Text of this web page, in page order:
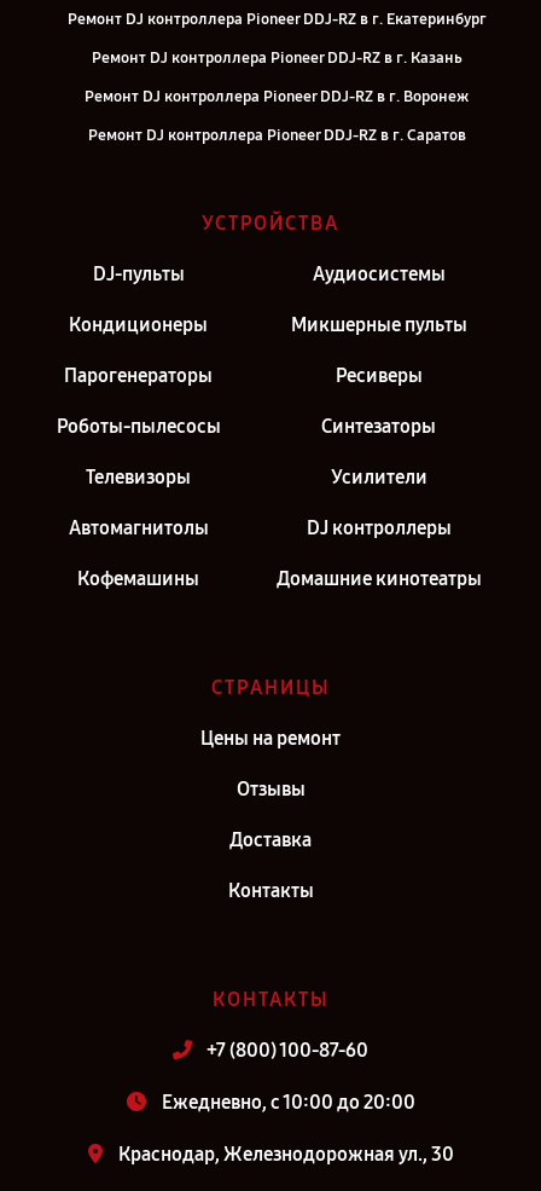
Ремонт DJ контроллера Pioneer DDJ-RZ в г. Екатеринбург
Ремонт DJ контроллера Pioneer DDJ-RZ в г. Казань
Ремонт DJ контроллера Pioneer DDJ-RZ в г. Воронеж
Ремонт DJ контроллера Pioneer DDJ-RZ в г. Саратов
Ремонт DJ контроллера Pioneer DDJ-RZ в г. Киров
Ремонт DJ контроллера Pioneer DDJ-RZ в г. Санкт-Петербург
УСТРОЙСТВА
DJ-пульты Аудиосистемы
Кондиционеры Микшерные пульты
Парогенераторы Ресиверы
Роботы-пылесосы Синтезаторы
Телевизоры Усилители
Автомагнитолы DJ контроллеры
Кофемашины Домашние кинотеатры
СТРАНИЦЫ
Цены на ремонт
Отзывы
Доставка
Контакты
КОНТАКТЫ
+7 (800) 100-87-60
Ежедневно, с 10:00 до 20:00
Краснодар, Железнодорожная ул., 30